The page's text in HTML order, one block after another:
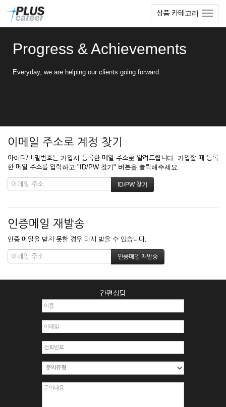
상품 카테고리
Progress & Achievements
Everyday, we are helping our clients going forward.
이메일 주소로 계정 찾기
아이디/비밀번호는 가입시 등록한 메일 주소로 알려드립니다. 가입할 때 등록
한 메일 주소를 입력하고 "ID/PW 찾기" 버튼을 클릭해주세요.
인증메일 재발송
인증 메일을 받지 못한 경우 다시 받을 수 있습니다.
간편상담